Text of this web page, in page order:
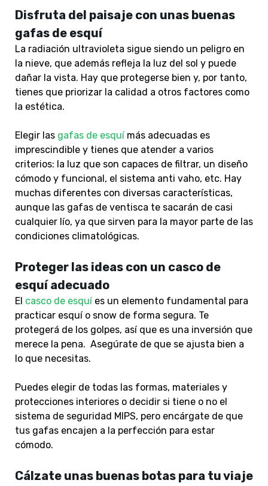
Disfruta del paisaje con unas buenas
gafas de esquí
La radiación ultravioleta sigue siendo un peligro en
la nieve, que además refleja la luz del sol y puede
dañar la vista. Hay que protegerse bien y, por tanto,
tienes que priorizar la calidad a otros factores como
la estética.
Elegir las gafas de esquímás adecuadas es
imprescindible y tienes que atender a varios
criterios: la luz que son capaces de filtrar, un diseño
cómodo y funcional, el sistema anti vaho, etc. Hay
muchas diferentes con diversas características,
aunque las gafas de ventisca te sacarán de casi
cualquier lío, ya que sirven para la mayor parte de las
condiciones climatológicas.
Proteger las ideas con un casco de
esquí adecuado
El casco de esquíes un elemento fundamental para
practicar esquí o snow de forma segura. Te
protegerá de los golpes, así que es una inversión que
merece la pena. Asegúrate de que se ajusta bien a
lo que necesitas.
Puedes elegir de todas las formas, materiales y
protecciones interiores o decidir si tiene o no el
sistema de seguridad MIPS, pero encárgate de que
tus gafas encajen a la perfección para estar
cómodo.
Cálzate unas buenas botas para tu viaje